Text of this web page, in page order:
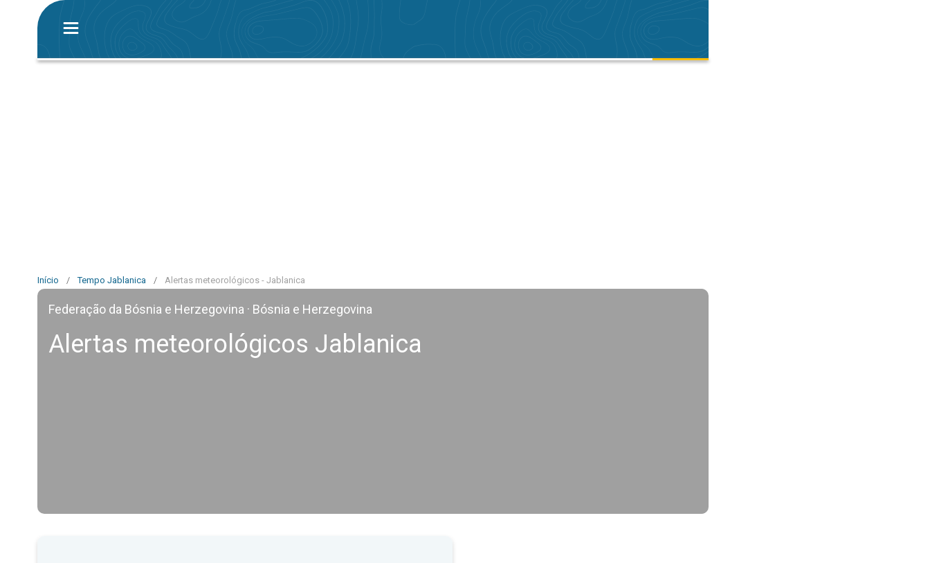
Início / Tempo Jablanica / Alertas meteorológicos - Jablanica
Federação da Bósnia e Herzegovina · Bósnia e Herzegovina
Alertas meteorológicos Jablanica